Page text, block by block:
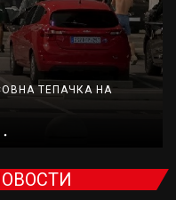
ТЕПАЧКА НА